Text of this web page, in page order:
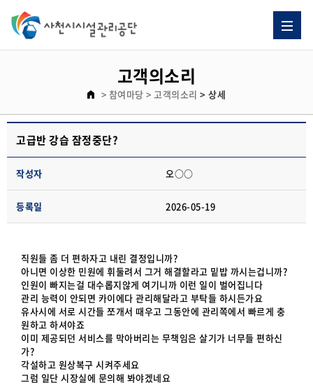
고객의소리
> 참여마당 > 고객의소리 > 상세
고급반 강습 잠정중단?
작성자 오○○
등록일 2026-05-19
직원들 좀 더 편하자고 내린 결정입니까?
아니면 이상한 민원에 휘둘려서 그거 해결할라고 밑밥 까시는겁니까?
인원이 빠지는걸 대수롭지않게 여기니까 이런 일이 벌어집니다
관리 능력이 안되면 카이에다 관리해달라고 부탁들 하시든가요
유사시에 서로 시간들 쪼개서 때우고 그동안에 관리쪽에서 빠르게 충
원하고 하셔야죠
이미 제공되던 서비스를 막아버리는 무책임은 살기가 너무들 편하신
가?
각설하고 원상복구 시켜주세요
그럼 일단 시장실에 문의해 봐야겠네요